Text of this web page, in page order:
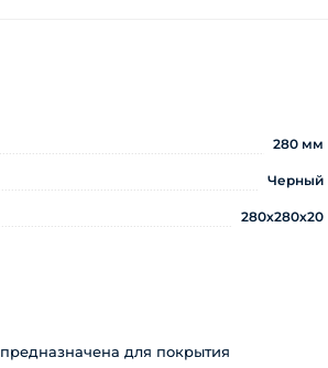
280 мм
Черный
280х280х20
для покрытия